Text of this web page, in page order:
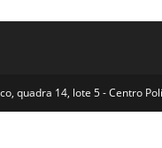
quadra 14, lote 5 -